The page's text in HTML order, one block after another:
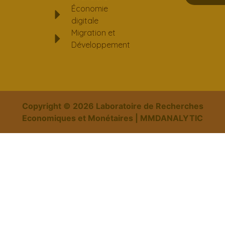
Économie
digitale
Migration et
Développement
Copyright © 2026 Laboratoire de Recherches
Economiques et Monétaires | MMDANALYTIC